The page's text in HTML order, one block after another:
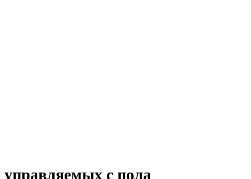
с пола